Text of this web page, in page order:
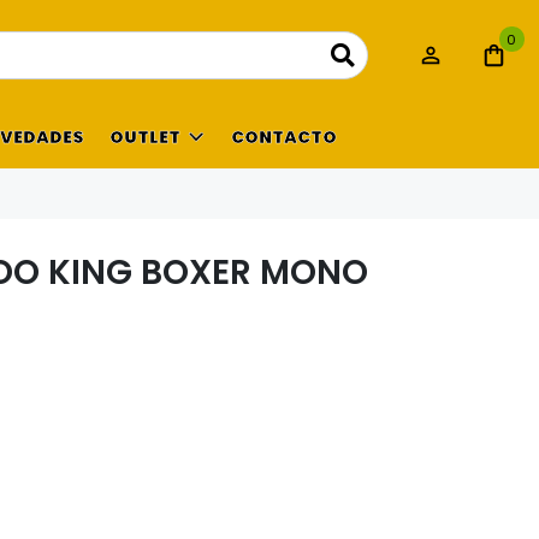
0
OUTLET CONTACTO
KING BOXER MONO